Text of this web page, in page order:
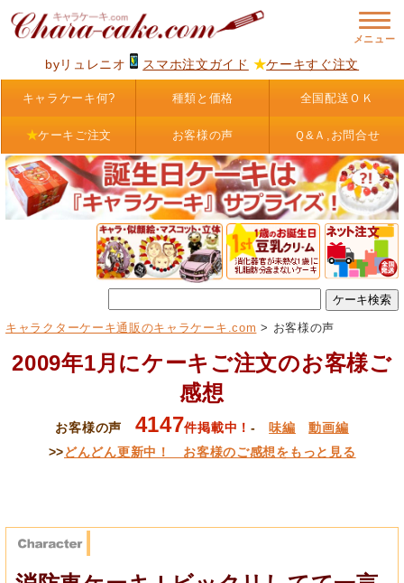
byリュレニオ スマホ注文ガイド ★ケーキすぐ注文
キャラケーキ何? 種類と価格 全国配送ＯＫ
★ケーキご注文 お客様の声 Ｑ&Ａ,お問合せ
キャラクターケーキ通販のキャラケーキ.com > お客様の声
2009年1月にケーキご注文のお客様ご
感想
お客様の声 4147件掲載中！ - 味編
動画編
>>どんどん更新中！ お客様のご感想をもっと見る